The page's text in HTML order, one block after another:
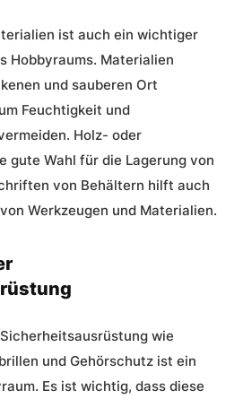
ist auch ein wichtiger
Hobbyraums. Materialien
und sauberen Ort
Feuchtigkeit und
Holz- oder
gute Wahl für die Lagerung von
von Behältern hilft auch
Werkzeugen und Materialien.
wie
und Gehörschutz ist ein
Es ist wichtig, dass diese